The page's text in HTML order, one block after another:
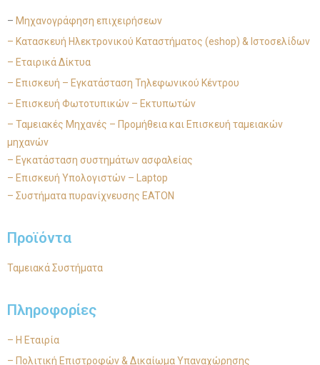
– Μηχανογράφηση επιχειρήσεων
– Κατασκευή Ηλεκτρονικού Καταστήματος (eshop) & Ιστοσελίδων
– Εταιρικά Δίκτυα
– Επισκευή – Εγκατάσταση Τηλεφωνικού Κέντρου
– Επισκευή Φωτοτυπικών – Εκτυπωτών
– Ταμειακές Μηχανές – Προμήθεια και Επισκευή ταμειακών
μηχανών
– Εγκατάσταση συστημάτων ασφαλείας
– Επισκευή Υπολογιστών – Laptop
– Συστήματα πυρανίχνευσης EATON
Προϊόντα
Ταμειακά Συστήματα
Πληροφορίες
– Η Εταιρία
– Πολιτική Επιστροφών & Δικαίωμα Υπαναχώρησης